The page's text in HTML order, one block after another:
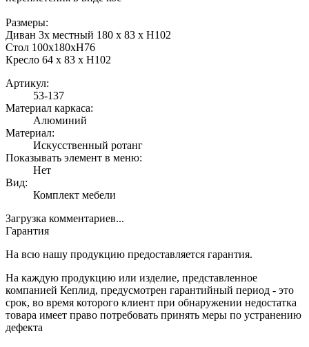
Размеры:
Диван 3х местный 180 х 83 х H102
Стол 100х180хН76
Кресло 64 х 83 х H102
Артикул:
53-137
Материал каркаса:
Алюминий
Материал:
Искусственный ротанг
Показывать элемент в меню:
Нет
Вид:
Комплект мебели
Загрузка комментариев...
Гарантия
На всю нашу продукцию предоставляется гарантия.
На каждую продукцию или изделие, представленное
компанией Кеплид, предусмотрен гарантийный период - это
срок, во время которого клиент при обнаружении недостатка
товара имеет право потребовать принять меры по устранению
дефекта